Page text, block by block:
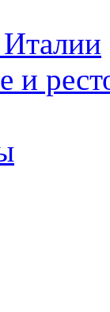
Италии
и